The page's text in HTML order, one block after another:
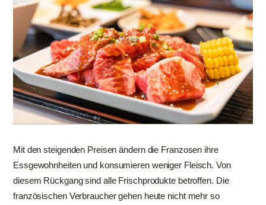
Mit den steigenden Preisen ändern die Franzosen ihre
Essgewohnheiten und konsumieren weniger Fleisch. Von
diesem Rückgang sind alle Frischprodukte betroffen. Die
französischen Verbraucher gehen heute nicht mehr so